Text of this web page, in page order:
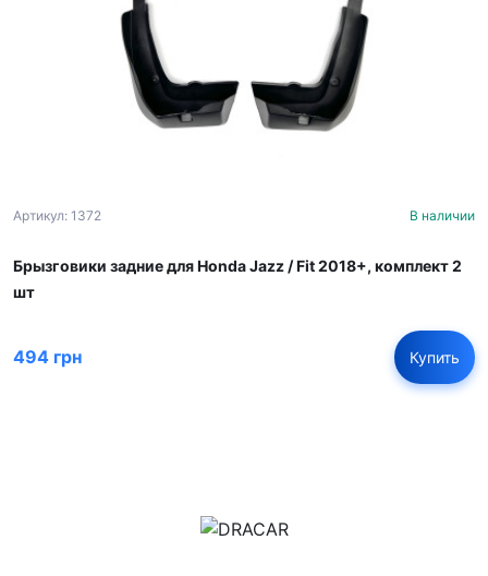
Артикул: 1372 В наличии
Брызговики задние для Honda Jazz / Fit 2018+, комплект 2
шт
494 грн Купить